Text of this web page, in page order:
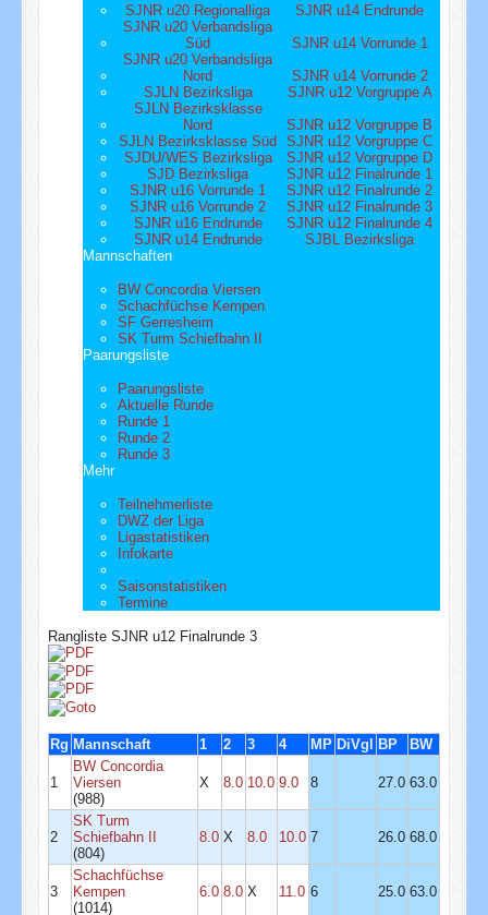
SJNR u20 Regionalliga
SJNR u14 Endrunde
SJNR u20 Verbandsliga
Süd
SJNR u14 Vorrunde 1
SJNR u20 Verbandsliga
Nord
SJNR u14 Vorrunde 2
SJLN Bezirksliga
SJNR u12 Vorgruppe A
SJLN Bezirksklasse
Nord
SJNR u12 Vorgruppe B
SJLN Bezirksklasse Süd SJNR u12 Vorgruppe C
SJDU/WES Bezirksliga
SJNR u12 Vorgruppe D
SJD Bezirksliga
SJNR u12 Finalrunde 1
SJNR u16 Vorrunde 1
SJNR u12 Finalrunde 2
SJNR u16 Vorrunde 2
SJNR u12 Finalrunde 3
SJNR u16 Endrunde
SJNR u12 Finalrunde 4
SJNR u14 Endrunde
SJBL Bezirksliga
Mannschaften
BW Concordia Viersen
Schachfüchse Kempen
SF Gerresheim
SK Turm Schiefbahn II
Paarungsliste
Paarungsliste
Aktuelle Runde
Runde 1
Runde 2
Runde 3
Mehr
Teilnehmerliste
DWZ der Liga
Ligastatistiken
Infokarte
Saisonstatistiken
Termine
Rangliste SJNR u12 Finalrunde 3
Rg Mannschaft 1 2 3 4 MP DiVgl BP BW
1
BW Concordia
Viersen
(988)
X 8.0 10.0 9.0 8 27.0 63.0
2
SK Turm
Schiefbahn II
(804)
8.0 X 8.0 10.0 7 26.0 68.0
3
Schachfüchse
Kempen
(1014)
6.0 8.0 X 11.0 6 25.0 63.0